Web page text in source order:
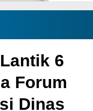
6
Forum
Dinas